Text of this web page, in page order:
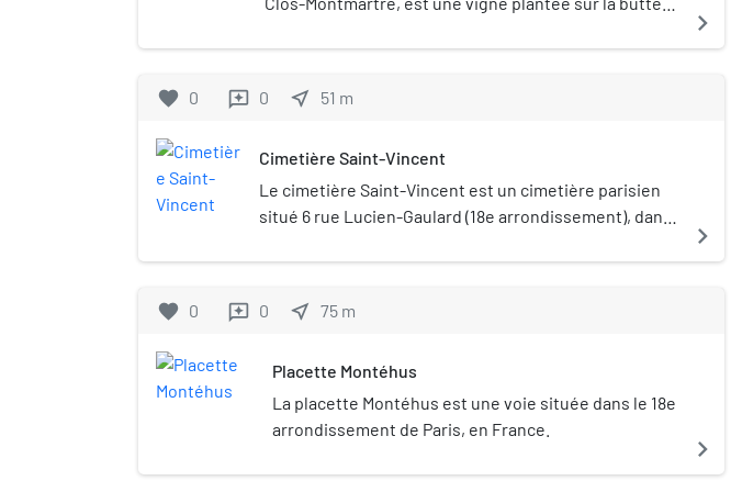
navigate_next
favorite 0 reviews 0 near_me 51 m
Cimetière Saint-Vincent
Le cimetière Saint-Vincent est un cimetière parisien
situé 6 rue Lucien-Gaulard (18e arrondissement), dans
navigate_next
favorite 0 reviews 0 near_me 75 m
Placette Montéhus
La placette Montéhus est une voie située dans le 18e
arrondissement de Paris, en France.
navigate_next